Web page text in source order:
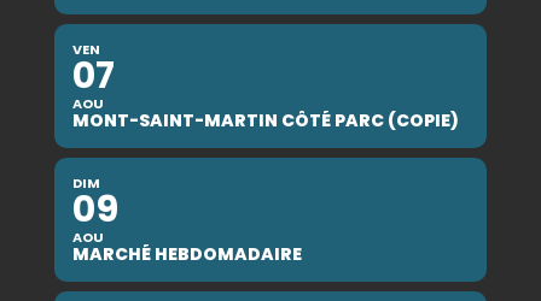
VEN
07
AOU
MONT-SAINT-MARTIN CÔTÉ PARC (COPIE)
DIM
09
AOU
MARCHÉ HEBDOMADAIRE